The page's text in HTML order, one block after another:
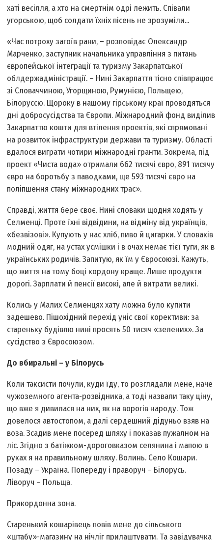
хатi весiлля, а хто на смертнiм одрi лежить. Спiвали
угорською, щоб солдати їхнiх пiсень не зрозумiли...
«Час потроху загоїв рани, – розповідає Олександр
Марченко, заступник начальника управлiння з питань
європейської iнтеграцiї та туризму Закарпатської
облдержадміністрації. – Нині Закарпаття тiсно спiвпрацює
зi Словаччиною, Угорщиною, Румунiєю, Польщею,
Бiлоруссю. Щороку в нашому гірському краї проводяться
днi добросусiдства та Європи. Мiжнародний фонд видiлив
Закарпаттю кошти для втiлення проектiв, якi спрямованi
на розвиток інфраструктури держави та туризму. Областi
вдалося виграти чотири мiжнароднi гранти. Зокрема, під
проект «Чиста вода» отримали 662 тисячi євро, 891 тисячу
євро на боротьбу з паводками, ще 593 тисячi євро на
полiпшення стану мiжнародних трас».
Справді, життя бере своє. Нині словаки щодня ходять у
Селменцi. Проте їхнi відвідини, на відміну від українців,
«безвiзовi». Купують у нас хлiб, пиво й цигарки. У словакiв
модний одяг, на устах усмiшки i в очах немає тієї туги, як в
українських родичів. Запитую, як їм у Євросоюзi. Кажуть,
що життя на тому боцi кордону краще. Лише продукти
дорогi. Зарплати й пенсiї високi, але й витрати великi.
Колись у Малих Селменцях хату можна було купити
задешево. Пiшохiдний перехiд унiс свої корективи: за
стареньку будівлю нинi просять 50 тисяч «зелених». За
сусідство з Євросоюзом.
До вбиральнi – у Бiлорусь
Коли таксисти почули, куди їду, то розглядали мене, наче
чужоземного агента-розвідника, а тодi назвали таку цiну,
що вже я дивилася на них, як на ворогiв народу. Тож
довелося автостопом, а далi сердешний дiдуньо взяв на
воза. Зсадив мене посеред шляху i показав пужалном на
лiс. Згiдно з батiжком-дороговказом селянина i мапою в
руках я на правильному шляху. Волинь. Село Кошари.
Позаду – Україна. Попереду i праворуч – Бiлорусь.
Лiворуч – Польща.
Прикордонна зона.
Старенький кошарiвець повiв мене до сiльського
«штабу»-магазину на нiчлiг прилаштувати. Та завiдувачка